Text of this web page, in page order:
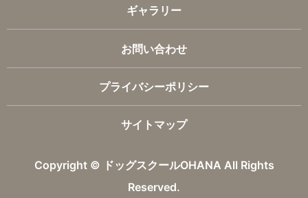
ギャラリー
お問い合わせ
プライバシーポリシー
サイトマップ
Copyright © ドッグスクールOHANA All Rights
Reserved.